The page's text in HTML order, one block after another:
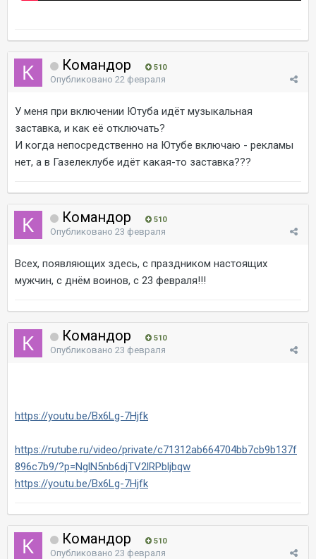
Командор 510
Опубликовано 22 февраля
У меня при включении Ютуба идёт музыкальная
заставка, и как её отключать?
И когда непосредственно на Ютубе включаю - рекламы
нет, а в Газелеклубе идёт какая-то заставка???
Командор 510
Опубликовано 23 февраля
Всех, появляющих здесь, с праздником настоящих
мужчин, с днём воинов, с 23 февраля!!!
Командор 510
Опубликовано 23 февраля
https://youtu.be/Bx6Lg-7Hjfk
https://rutube.ru/video/private/c71312ab664704bb7cb9b137f
896c7b9/?p=NglN5nb6djTV2lRPbljbqw
https://youtu.be/Bx6Lg-7Hjfk
Командор 510
Опубликовано 23 февраля